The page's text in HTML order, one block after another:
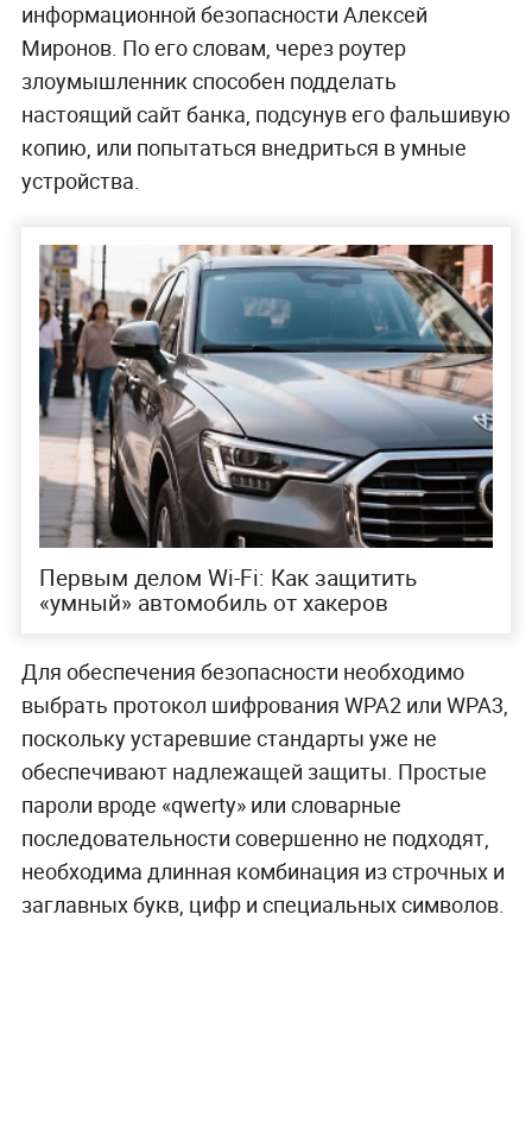
информационной безопасности Алексей
Миронов. По его словам, через роутер
злоумышленник способен подделать
настоящий сайт банка, подсунув его фальшивую
копию, или попытаться внедриться в умные
устройства.
Первым делом Wi-Fi: Как защитить
«умный» автомобиль от хакеров
Для обеспечения безопасности необходимо
выбрать протокол шифрования WPA2 или WPA3,
поскольку устаревшие стандарты уже не
обеспечивают надлежащей защиты. Простые
пароли вроде «qwerty» или словарные
последовательности совершенно не подходят,
необходима длинная комбинация из строчных и
заглавных букв, цифр и специальных символов.